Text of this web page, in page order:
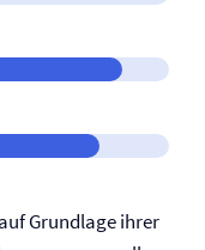
Grundlage ihrer